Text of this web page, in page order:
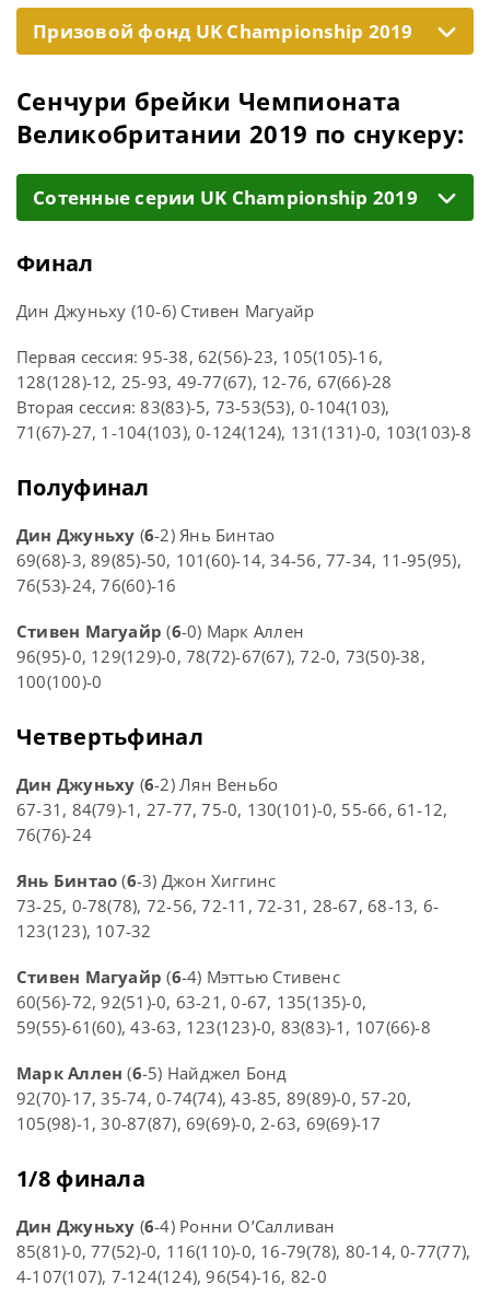
Призовой фонд UK Championship 2019
Сенчури брейки Чемпионата
Великобритании 2019 по снукеру:
Cотенные серии UK Championship 2019
Финал
Дин Джуньху (10-6) Стивен Магуайр
Первая сессия: 95-38, 62(56)-23, 105(105)-16,
128(128)-12, 25-93, 49-77(67), 12-76, 67(66)-28
Вторая сессия: 83(83)-5, 73-53(53), 0-104(103),
71(67)-27, 1-104(103), 0-124(124), 131(131)-0, 103(103)-8
Полуфинал
Дин Джуньху (6-2) Янь Бинтао
69(68)-3, 89(85)-50, 101(60)-14, 34-56, 77-34, 11-95(95),
76(53)-24, 76(60)-16
Стивен Магуайр (6-0) Марк Аллен
96(95)-0, 129(129)-0, 78(72)-67(67), 72-0, 73(50)-38,
100(100)-0
Четвертьфинал
Дин Джуньху (6-2) Лян Веньбо
67-31, 84(79)-1, 27-77, 75-0, 130(101)-0, 55-66, 61-12,
76(76)-24
Янь Бинтао (6-3) Джон Хиггинс
73-25, 0-78(78), 72-56, 72-11, 72-31, 28-67, 68-13, 6-
123(123), 107-32
Стивен Магуайр (6-4) Мэттью Стивенс
60(56)-72, 92(51)-0, 63-21, 0-67, 135(135)-0,
59(55)-61(60), 43-63, 123(123)-0, 83(83)-1, 107(66)-8
Марк Аллен (6-5) Найджел Бонд
92(70)-17, 35-74, 0-74(74), 43-85, 89(89)-0, 57-20,
105(98)-1, 30-87(87), 69(69)-0, 2-63, 69(69)-17
1/8 финала
Дин Джуньху (6-4) Ронни О’Салливан
85(81)-0, 77(52)-0, 116(110)-0, 16-79(78), 80-14, 0-77(77),
4-107(107), 7-124(124), 96(54)-16, 82-0